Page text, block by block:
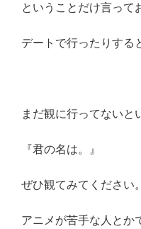
ということだけ言って
デートで行ったりする
まだ観に行ってないと
『君の名は。』
ぜひ観てみてください。
アニメが苦手な人とか